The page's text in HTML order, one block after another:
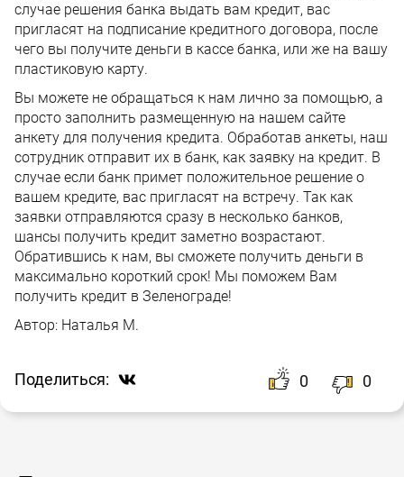
случае решения банка выдать вам кредит, вас
пригласят на подписание кредитного договора, после
чего вы получите деньги в кассе банка, или же на вашу
пластиковую карту.
Вы можете не обращаться к нам лично за помощью, а
просто заполнить размещенную на нашем сайте
анкету для получения кредита. Обработав анкеты, наш
сотрудник отправит их в банк, как заявку на кредит. В
случае если банк примет положительное решение о
вашем кредите, вас пригласят на встречу. Так как
заявки отправляются сразу в несколько банков,
шансы получить кредит заметно возрастают.
Обратившись к нам, вы сможете получить деньги в
максимально короткий срок! Мы поможем Вам
получить кредит в Зеленограде!
Автор: Наталья М.
Поделиться: 0 0